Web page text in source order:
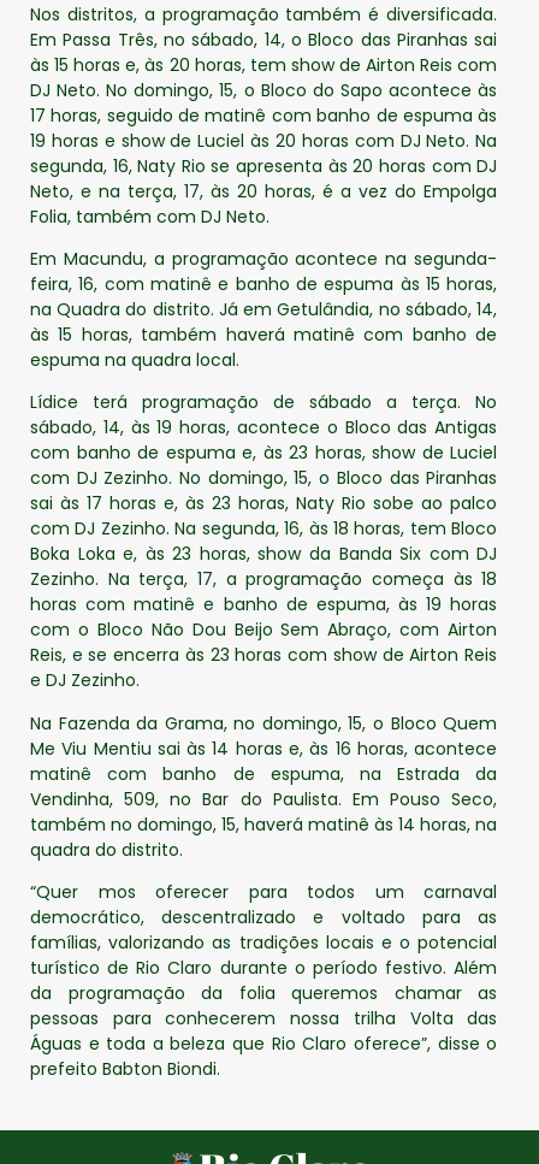
Nos distritos, a programação também é diversificada.
Em Passa Três, no sábado, 14, o Bloco das Piranhas sai
às 15 horas e, às 20 horas, tem show de Airton Reis com
DJ Neto. No domingo, 15, o Bloco do Sapo acontece às
17 horas, seguido de matinê com banho de espuma às
19 horas e show de Luciel às 20 horas com DJ Neto. Na
segunda, 16, Naty Rio se apresenta às 20 horas com DJ
Neto, e na terça, 17, às 20 horas, é a vez do Empolga
Folia, também com DJ Neto.
Em Macundu, a programação acontece na segunda-
feira, 16, com matinê e banho de espuma às 15 horas,
na Quadra do distrito. Já em Getulândia, no sábado, 14,
às 15 horas, também haverá matinê com banho de
espuma na quadra local.
Lídice terá programação de sábado a terça. No
sábado, 14, às 19 horas, acontece o Bloco das Antigas
com banho de espuma e, às 23 horas, show de Luciel
com DJ Zezinho. No domingo, 15, o Bloco das Piranhas
sai às 17 horas e, às 23 horas, Naty Rio sobe ao palco
com DJ Zezinho. Na segunda, 16, às 18 horas, tem Bloco
Boka Loka e, às 23 horas, show da Banda Six com DJ
Zezinho. Na terça, 17, a programação começa às 18
horas com matinê e banho de espuma, às 19 horas
com o Bloco Não Dou Beijo Sem Abraço, com Airton
Reis, e se encerra às 23 horas com show de Airton Reis
e DJ Zezinho.
Na Fazenda da Grama, no domingo, 15, o Bloco Quem
Me Viu Mentiu sai às 14 horas e, às 16 horas, acontece
matinê com banho de espuma, na Estrada da
Vendinha, 509, no Bar do Paulista. Em Pouso Seco,
também no domingo, 15, haverá matinê às 14 horas, na
quadra do distrito.
“Quer mos oferecer para todos um carnaval
democrático, descentralizado e voltado para as
famílias, valorizando as tradições locais e o potencial
turístico de Rio Claro durante o período festivo. Além
da programação da folia queremos chamar as
pessoas para conhecerem nossa trilha Volta das
Águas e toda a beleza que Rio Claro oferece”, disse o
prefeito Babton Biondi.